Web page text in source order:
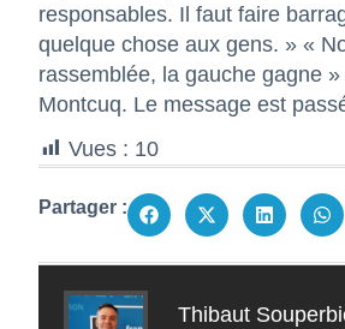
responsables. Il faut faire
quelque chose aux gens. » «
rassemblée, la gauche gagne
Montcuq. Le message est
Vues : 10
Partager :
Thibaut